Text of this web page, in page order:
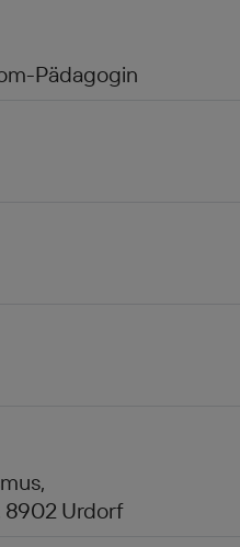
Pädagogin
8902 Urdorf